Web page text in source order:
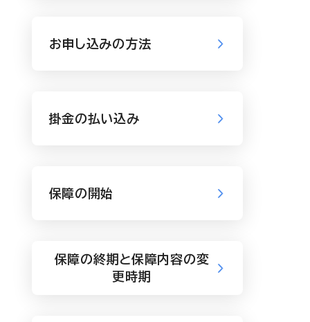
お申し込みの方法
掛金の払い込み
保障の開始
保障の終期と保障内容の変
更時期